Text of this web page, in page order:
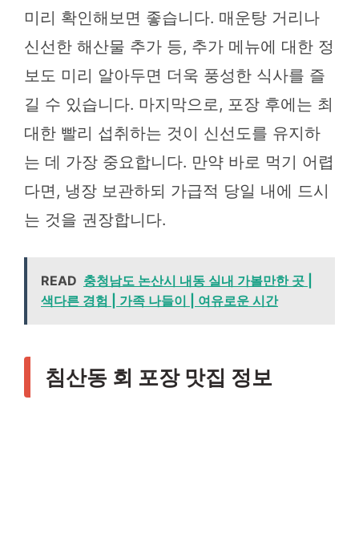
미리 확인해보면 좋습니다. 매운탕 거리나
신선한 해산물 추가 등, 추가 메뉴에 대한 정
보도 미리 알아두면 더욱 풍성한 식사를 즐
길 수 있습니다. 마지막으로, 포장 후에는 최
대한 빨리 섭취하는 것이 신선도를 유지하
는 데 가장 중요합니다. 만약 바로 먹기 어렵
다면, 냉장 보관하되 가급적 당일 내에 드시
는 것을 권장합니다.
READ 충청남도 논산시 내동 실내 가볼만한 곳 |
색다른 경험 | 가족 나들이 | 여유로운 시간
침산동 회 포장 맛집 정보